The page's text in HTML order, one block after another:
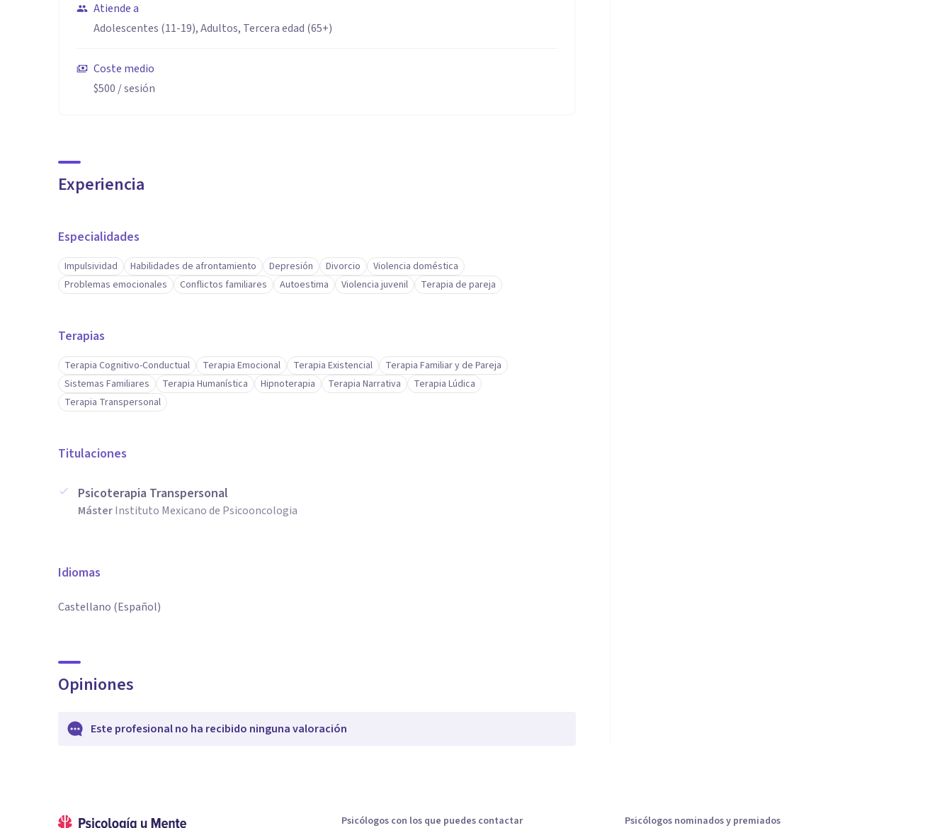
Atiende a
Adolescentes (11-19), Adultos, Tercera edad (65+)
Coste medio
$500 / sesión
Experiencia
Especialidades
Impulsividad Habilidades de afrontamiento Depresión Divorcio
Violencia doméstica
Problemas emocionales
Conflictos familiares Autoestima Violencia juvenil Terapia de pareja
Terapias
Terapia Cognitivo-Conductual Terapia Emocional Terapia Existencial
Terapia Familiar y de Pareja
Sistemas Familiares
Terapia Humanística Hipnoterapia Terapia Narrativa
Terapia Lúdica
Terapia Transpersonal
Titulaciones
Psicoterapia Transpersonal
MásterInstituto Mexicano de Psicooncologia
Idiomas
Castellano (Español)
Opiniones
Este profesional no ha recibido ninguna valoración
Psicólogos con los que puedes contactar Psicólogos nominados y premiados